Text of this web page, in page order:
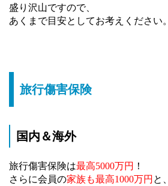
盛り沢山ですので、
あくまで目安としてお考えください。
旅行傷害保険
国内＆海外
旅行傷害保険は最高5000万円 ！
さらに会員の家族も最高1000万円 と、